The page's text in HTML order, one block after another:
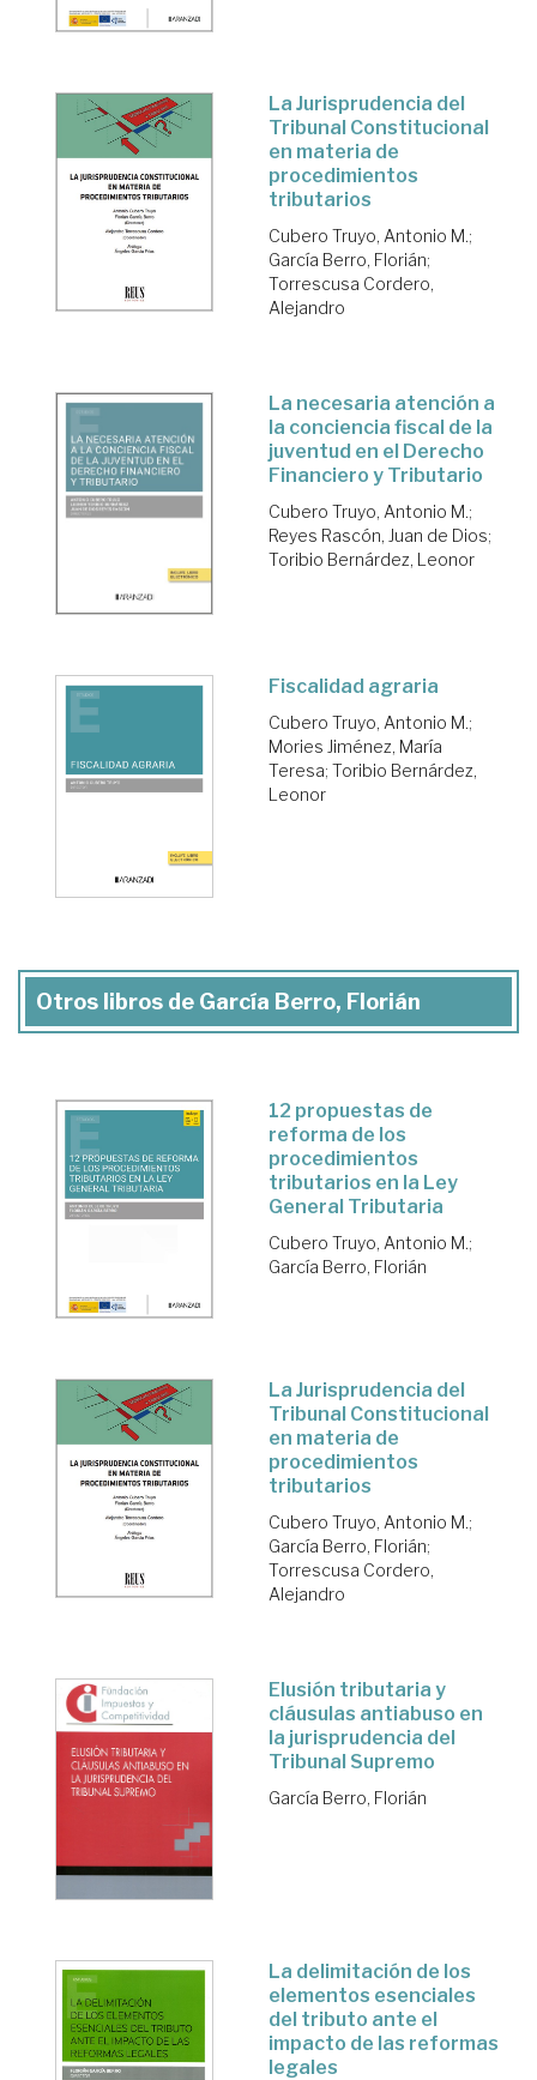
La Jurisprudencia del
Tribunal Constitucional
en materia de
procedimientos
tributarios
Cubero Truyo, Antonio M.;
García Berro, Florián;
Torrescusa Cordero,
Alejandro
La necesaria atención a
la conciencia fiscal de la
juventud en el Derecho
Financiero y Tributario
Cubero Truyo, Antonio M.;
Reyes Rascón, Juan de Dios;
Toribio Bernárdez, Leonor
Fiscalidad agraria
Cubero Truyo, Antonio M.;
Mories Jiménez, María
Teresa; Toribio Bernárdez,
Leonor
Otros libros de García Berro, Florián
12 propuestas de
reforma de los
procedimientos
tributarios en la Ley
General Tributaria
Cubero Truyo, Antonio M.;
García Berro, Florián
La Jurisprudencia del
Tribunal Constitucional
en materia de
procedimientos
tributarios
Cubero Truyo, Antonio M.;
García Berro, Florián;
Torrescusa Cordero,
Alejandro
Elusión tributaria y
cláusulas antiabuso en
la jurisprudencia del
Tribunal Supremo
García Berro, Florián
La delimitación de los
elementos esenciales
del tributo ante el
impacto de las reformas
legales